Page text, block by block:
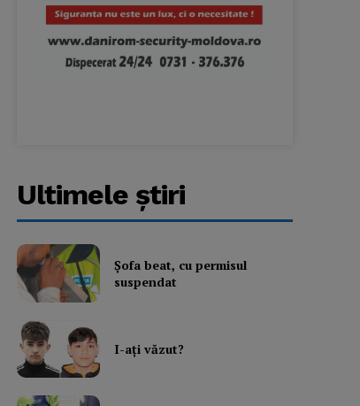
Ultimele ştiri
Şofa beat, cu permisul
suspendat
I-aţi văzut?